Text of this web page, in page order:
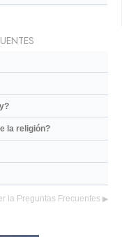
la religión?
la Preguntas Frecuentes ▶